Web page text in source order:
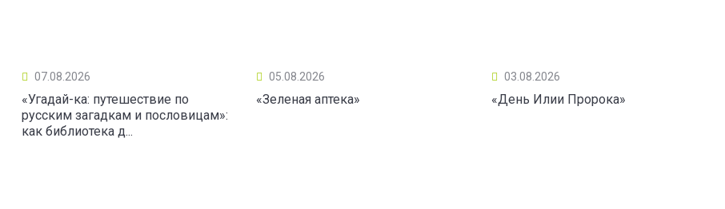
07.08.2026
«Угадай-ка: путешествие по
русским загадкам и пословицам»:
как библиотека д...
05.08.2026
«Зеленая аптека»
03.08.2026
«День Илии Пророка»